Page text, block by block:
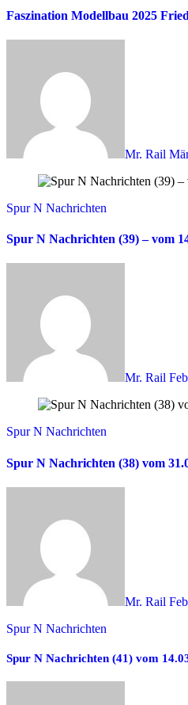
Faszination Modellbau 2025
Mr. Rail
Spur N Nachrichten
Spur N Nachrichten (39) – vom
Mr. Rail
Spur N Nachrichten
Spur N Nachrichten (38) vom
Mr. Rail
Spur N Nachrichten
Spur N Nachrichten (41) vom